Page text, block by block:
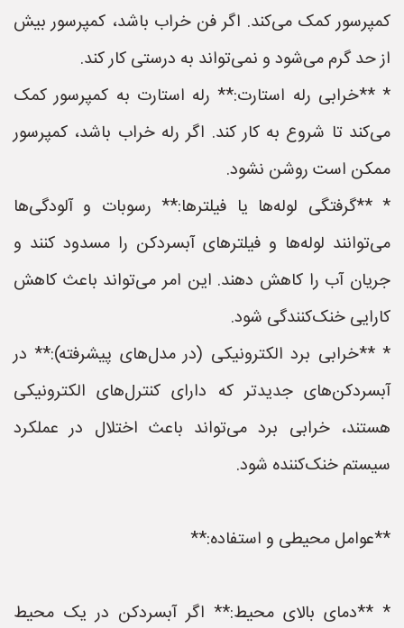
کمپرسور کمک می‌کند. اگر فن خراب باشد، کمپرسور بیش
از حد گرم می‌شود و نمی‌تواند به درستی کار کند.
* **خرابی رله استارت:** رله استارت به کمپرسور کمک
می‌کند تا شروع به کار کند. اگر رله خراب باشد، کمپرسور
ممکن است روشن نشود.
* **گرفتگی لوله‌ها یا فیلترها:** رسوبات و آلودگی‌ها
می‌توانند لوله‌ها و فیلترهای آبسردکن را مسدود کنند و
جریان آب را کاهش دهند. این امر می‌تواند باعث کاهش
کارایی خنک‌کنندگی شود.
* **خرابی برد الکترونیکی (در مدل‌های پیشرفته):** در
آبسردکن‌های جدیدتر که دارای کنترل‌های الکترونیکی
هستند، خرابی برد می‌تواند باعث اختلال در عملکرد
سیستم خنک‌کننده شود.
**عوامل محیطی و استفاده:**
* **دمای بالای محیط:** اگر آبسردکن در یک محیط